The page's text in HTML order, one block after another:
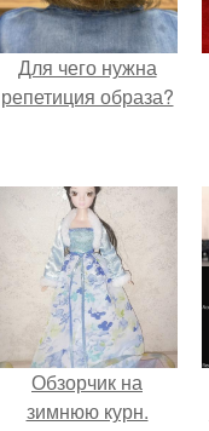
Для чего нужна
репетиция образа?
Обзорчик на
зимнюю курн.